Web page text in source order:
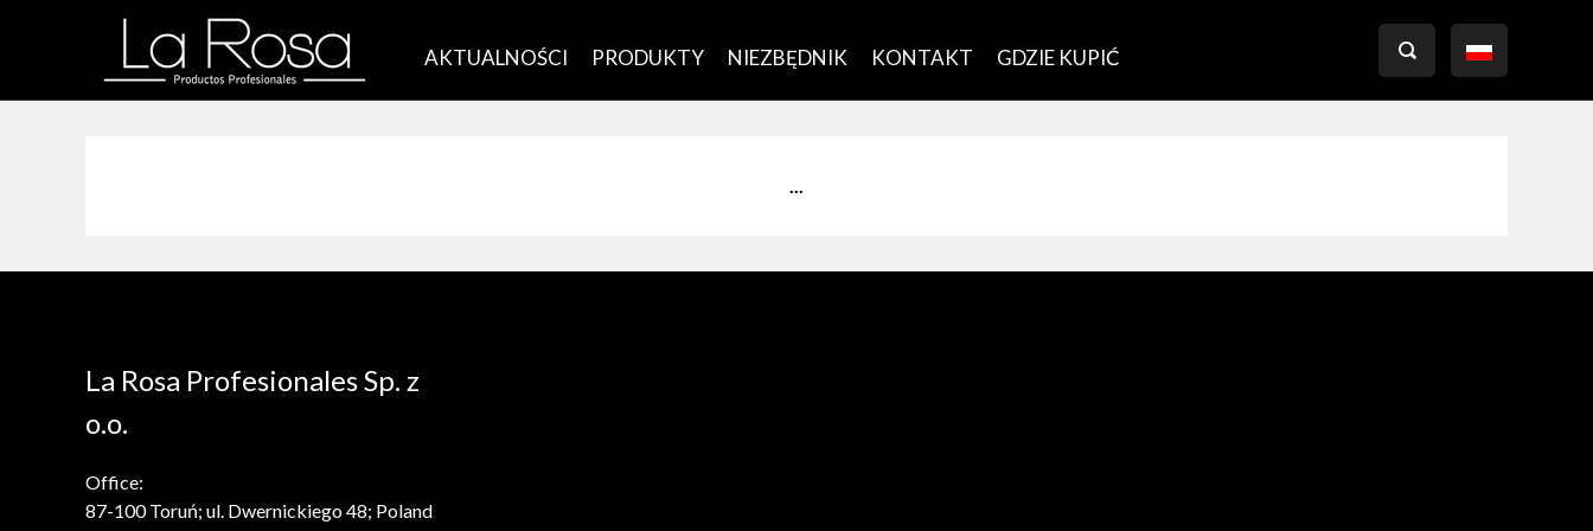
AKTUALNOŚCI PRODUKTY NIEZBĘDNIK KONTAKT GDZIE KUPIĆ 
...
La Rosa Profesionales Sp. z
o.o.
Office:
87-100 Toruń; ul. Dwernickiego 48; Poland